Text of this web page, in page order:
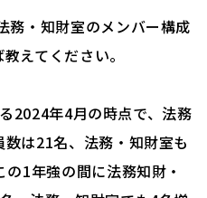
務・知財室のメンバー構成
えてください。
2024年4月の時点で、法務
は21名、法務・知財室も
1年強の間に法務知財・